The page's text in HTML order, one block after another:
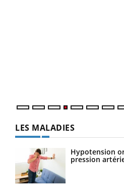
LES MALADIES
Hypotension
pression